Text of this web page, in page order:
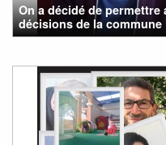
On a décidé de
décisions de la commune